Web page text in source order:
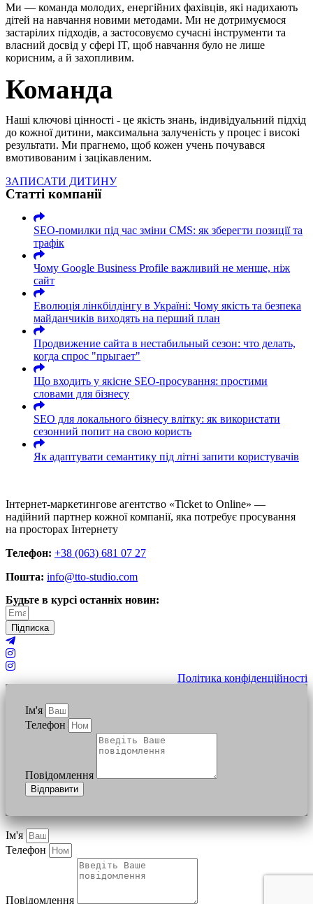
Ми — команда молодих, енергійних фахівців, які надихають
дітей на навчання новими методами. Ми не дотримуємося
застарілих підходів, а застосовуємо сучасні інструменти та
власний досвід у сфері IT, щоб навчання було не лише
корисним, а й захопливим.
Команда
Наші ключові цінності - це якість знань, індивідуальний підхід
до кожної дитини, максимальна залученість у процес і високі
результати. Ми прагнемо, щоб кожен учень почувався
вмотивованим і зацікавленим.
ЗАПИСАТИ ДИТИНУ
Статті компанії
SEO-помилки під час зміни CMS: як зберегти позиції та
трафік
Чому Google Business Profile важливий не менше, ніж
сайт
Еволюція лінкбілдінгу в Україні: Чому якість та безпека
майданчиків виходять на перший план
Продвижение сайта в нестабильный сезон: что делать,
когда спрос "прыгает"
Що входить у якісне SEO-просування: простими
словами для бізнесу
SEO для локального бізнесу влітку: як використати
сезонний попит на свою користь
Як адаптувати семантику під літні запити користувачів
Інтернет-маркетингове агентство «Ticket to Online» —
надійний партнер кожної компанії, яка потребує просування
на просторах Інтернету
Телефон: +38 (063) 681 07 27
Пошта: info@tto-studio.com
Будьте в курсі останніх новин:
Підписка
Політика конфіденційності
Ім'я
Телефон
Повідомлення
Відправити
Ім'я
Телефон
Повідомлення